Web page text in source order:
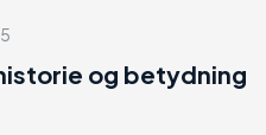
og betydning